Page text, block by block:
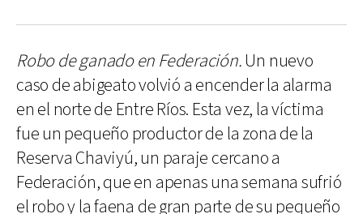
Robo de ganado en Federación.Un nuevo
caso de abigeato volvió a encender la alarma
en el norte de Entre Ríos. Esta vez, la víctima
fue un pequeño productor de la zona de la
Reserva Chaviyú, un paraje cercano a
Federación, que en apenas una semana sufrió
el robo y la faena de gran parte de su pequeño